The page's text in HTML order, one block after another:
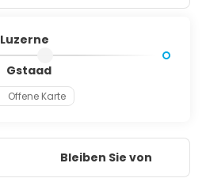
Luzerne
Gstaad
Offene Karte
Bleiben Sie von